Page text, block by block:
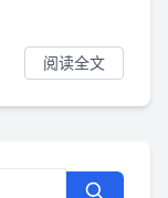
阅读全文